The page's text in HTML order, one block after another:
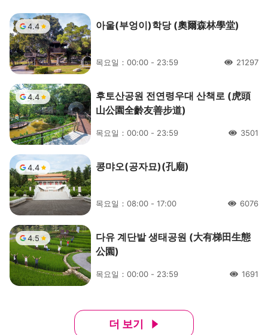
4.4 아울(부엉이)학당 (奧爾森林學堂)
목요일：00:00 - 23:59 人氣21297
4.4
후토산공원 전연령우대 산책로 (虎頭
山公園全齡友善步道)
목요일：00:00 - 23:59 人氣3501
4.4 콩먀오(공자묘)(孔廟)
목요일：08:00 - 17:00 人氣6076
4.5
다유 계단밭 생태공원 (大有梯田生態
公園)
목요일：00:00 - 23:59 人氣1691
더 보기